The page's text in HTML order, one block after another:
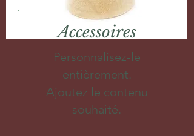
Accessoires
Personnalisez-le
entièrement.
Ajoutez le contenu
souhaité.